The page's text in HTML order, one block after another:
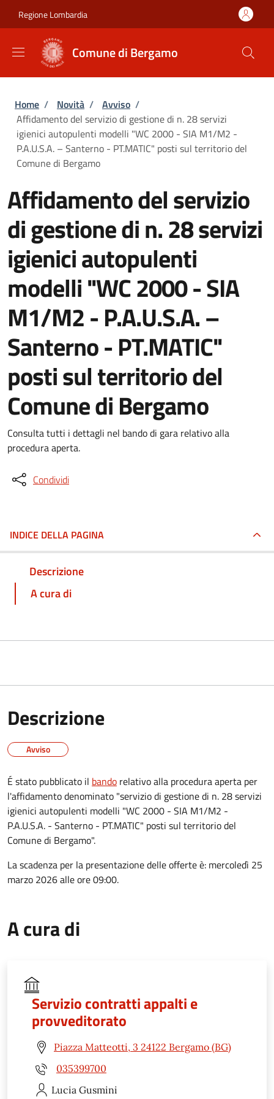
Regione Lombardia
Comune di Bergamo
Briciole di pane
Home / Novità / Avviso /
Affidamento del servizio di gestione di n. 28 servizi
igienici autopulenti modelli "WC 2000 - SIA M1/M2 -
P.A.U.S.A. – Santerno - PT.MATIC" posti sul territorio del
Comune di Bergamo
Affidamento del servizio
di gestione di n. 28 servizi
igienici autopulenti
modelli "WC 2000 - SIA
M1/M2 - P.A.U.S.A. –
Santerno - PT.MATIC"
posti sul territorio del
Comune di Bergamo
Consulta tutti i dettagli nel bando di gara relativo alla
procedura aperta.
Condividi
INDICE DELLA PAGINA
Descrizione
A cura di
Descrizione
Avviso
É stato pubblicato il bando relativo alla procedura aperta per
l'affidamento denominato "servizio di gestione di n. 28 servizi
igienici autopulenti modelli "WC 2000 - SIA M1/M2 -
P.A.U.S.A. - Santerno - PT.MATIC" posti sul territorio del
Comune di Bergamo".
La scadenza per la presentazione delle offerte è: mercoledì 25
marzo 2026 alle ore 09:00.
A cura di
Servizio contratti appalti e
provveditorato
Piazza Matteotti, 3 24122 Bergamo (BG)
035399700
Lucia Gusmini